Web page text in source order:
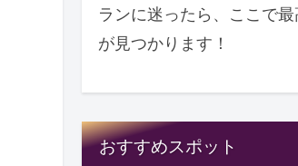
ランに迷ったら、ここで
が見つかります！
おすすめスポット